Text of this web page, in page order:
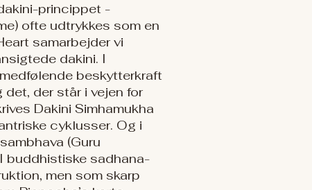
princippet -
ofte udtrykkes som en
samarbejder vi
dakini. I
beskytterkraft
der står i vejen for
Dakini Simhamukha
cyklusser. Og i
(Guru
buddhistiske sadhana-
men som skarp